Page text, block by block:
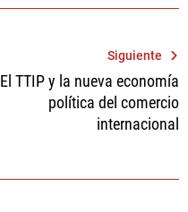
Siguiente
El TTIP y la nueva economía
política del comercio
internacional